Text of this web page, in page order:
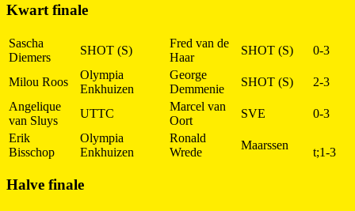
Kwart finale
Sascha
Diemers
SHOT (S)
Fred van de
Haar
SHOT (S) 0-3
Milou Roos
Olympia
Enkhuizen
George
Demmenie
SHOT (S)
2-3
Angelique
van Sluys
UTTC
Marcel van
Oort
SVE
0-3
Erik
Bisschop
Olympia
Enkhuizen
Ronald
Wrede
Maarssen
t;1-3
Halve finale